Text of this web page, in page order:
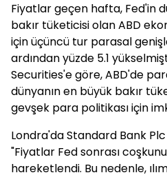
Fiyatlar geçen hafta, Fed'in
bakır tüketicisi olan ABD
için üçüncü tur parasal
ardından yüzde 5.1
Securities'e göre, ABD'de
dünyanın en büyük bakır
gevşek para politikası için
Londra'da Standard Bank
"Fiyatlar Fed sonrası
hareketlendi. Bu nedenle,